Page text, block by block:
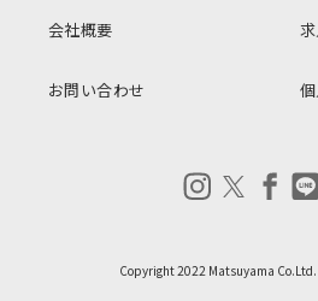
会社概要
お問い合わせ
Copyright 2022 Matsuyama Co.Ltd.